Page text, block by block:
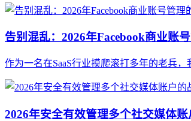
告别混乱：2026年Facebook商业账
作为一名在SaaS行业摸爬滚打多年的老兵
2026年安全有效管理多个社交媒体